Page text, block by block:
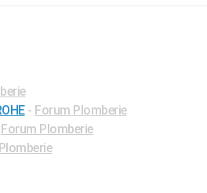
- Forum Plomberie
Forum Plomberie